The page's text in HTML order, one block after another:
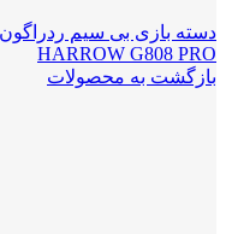
HARROW G808 PRO
بازگشت به محصولات